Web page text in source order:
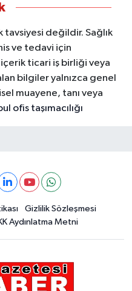
tavsiyesi değildir. Sağlık
ve tedavi için
ticari iş birliği veya
bilgiler yalnızca genel
muayene, tanı veya
ofis taşımacılığı
Gizlilik Sözleşmesi
Aydınlatma Metni